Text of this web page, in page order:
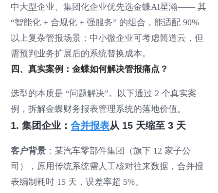
中大型企业、集团化企业优先选金蝶AI星瀚—— 其
“智能化 + 合规化 + 强服务” 的组合，能适配 90%
以上复杂管报场景；中小微企业可考虑简道云，但
需预判业务扩展后的系统替换成本。
四、真实案例：金蝶如何解决管报痛点？
选型的本质是 “问题解决”。以下通过 2 个真实案
例，拆解金蝶财务报表管理系统的落地价值。
1. 集团企业：合并报表从 15 天缩至 3 天
客户背景 ：某汽车零部件集团（旗下 12 家子公
司），原用传统系统需人工核对往来数据，合并报
表编制耗时 15 天，误差率超 5%。